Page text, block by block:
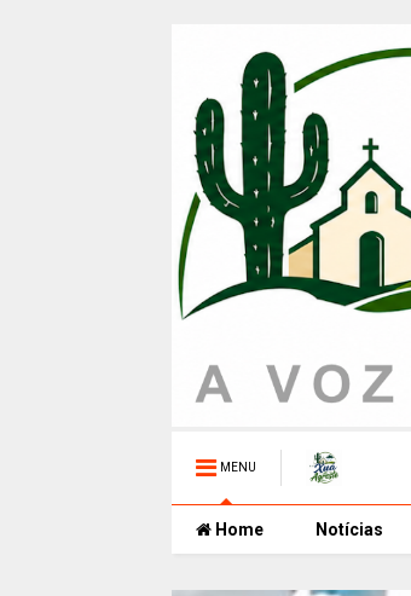
MENU
Home Notícias